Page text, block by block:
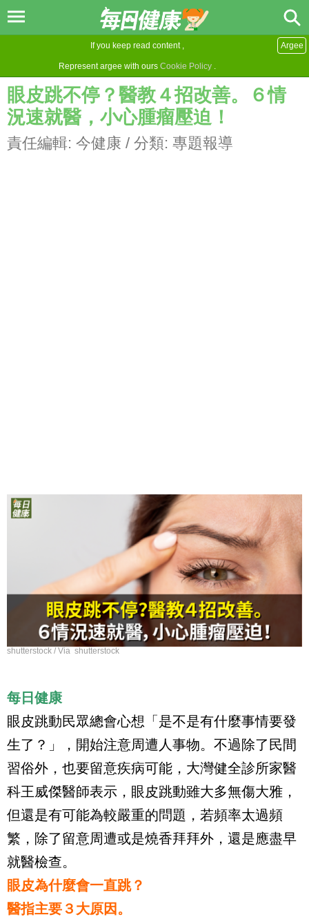
If you keep read content ,
Represent argee with ours Cookie Policy .
Argee
眼皮跳不停？醫教４招改善。６情
況速就醫，小心腫瘤壓迫！
責任編輯: 今健康 / 分類: 專題報導
shutterstock / Via shutterstock
每日健康
眼皮跳動民眾總會心想「是不是有什麼事情要發
生了？」，開始注意周遭人事物。不過除了民間
習俗外，也要留意疾病可能，大灣健全診所家醫
科王威傑醫師表示，眼皮跳動雖大多無傷大雅，
但還是有可能為較嚴重的問題，若頻率太過頻
繁，除了留意周遭或是燒香拜拜外，還是應盡早
就醫檢查。
眼皮為什麼會一直跳？
醫指主要３大原因。